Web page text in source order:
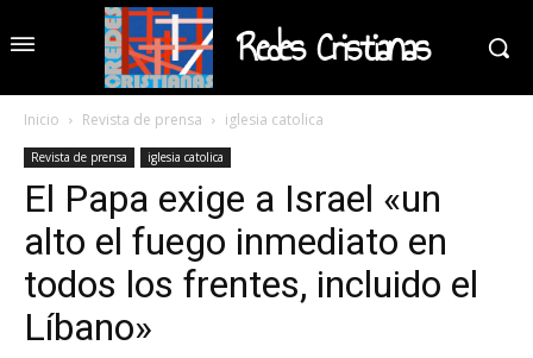
Redes Cristianas
Inicio Revista de prensa iglesia catolica
Revista de prensa iglesia catolica
El Papa exige a Israel «un
alto el fuego inmediato en
todos los frentes, incluido el
Líbano»